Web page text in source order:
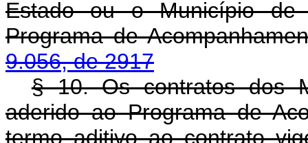
Estado ou o Município de
Programa de
9.056, de 2917
§ 10. Os contratos dos
aderido ao Programa de
termo aditivo ao contrato